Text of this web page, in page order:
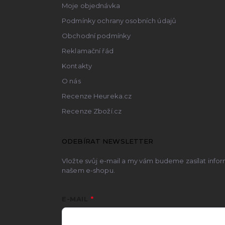
Moje objednávka
Podmínky ochrany osobních údajů
Obchodní podmínky
Reklamační řád
Kontakty
O nás
Recenze Heureka.cz
Recenze Zboží.cz
ODEBÍRAT NEWSLETTER
Vložte svůj e-mail a my vám budeme zasílat
našem e-shopu.